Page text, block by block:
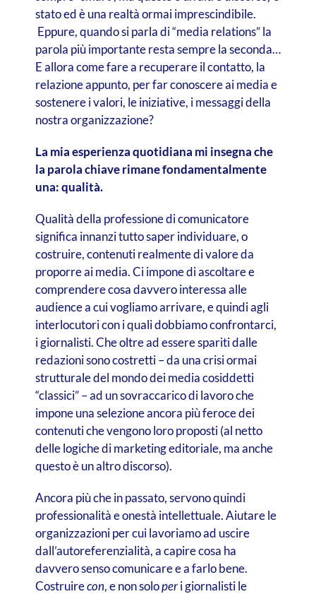
stato ed è una realtà ormai imprescindibile.
Eppure, quando si parla di “media relations” la
parola più importante resta sempre la seconda…
E allora come fare a recuperare il contatto, la
relazione appunto, per far conoscere ai media e
sostenere i valori, le iniziative, i messaggi della
nostra organizzazione?
La mia esperienza quotidiana mi insegna che
la parola chiave rimane fondamentalmente
una: qualità.
Qualità della professione di comunicatore
significa innanzi tutto saper individuare, o
costruire, contenuti realmente di valore da
proporre ai media. Ci impone di ascoltare e
comprendere cosa davvero interessa alle
audience a cui vogliamo arrivare, e quindi agli
interlocutori con i quali dobbiamo confrontarci,
i giornalisti. Che oltre ad essere spariti dalle
redazioni sono costretti – da una crisi ormai
strutturale del mondo dei media cosiddetti
“classici” – ad un sovraccarico di lavoro che
impone una selezione ancora più feroce dei
contenuti che vengono loro proposti (al netto
delle logiche di marketing editoriale, ma anche
questo è un altro discorso).
Ancora più che in passato, servono quindi
professionalità e onestà intellettuale. Aiutare le
organizzazioni per cui lavoriamo ad uscire
dall’autoreferenzialità, a capire cosa ha
davvero senso comunicare e a farlo bene.
Costruirecon, e non soloperi giornalisti le